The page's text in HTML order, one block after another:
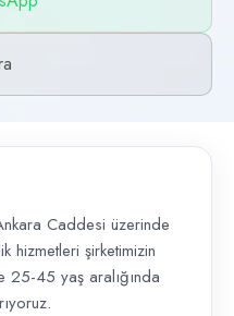
Caddesi üzerinde
hizmetleri şirketimizin
25-45 yaş aralığında